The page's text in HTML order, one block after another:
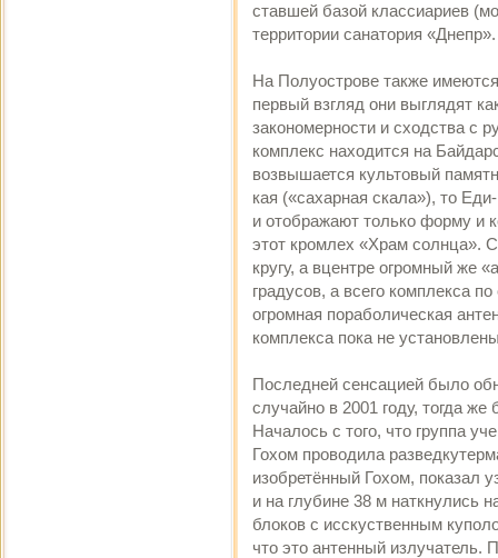
ставшей базой классиариев
территории санатория «Днепр».
На Полуострове также
первый взгляд они выглядят
закономерности и сходства с
комплекс находится на
возвышается культовый
кая («сахарная скала»), то
и отображают только форму и
этот кромлех «Храм солнца».
кругу, а вцентре огромный же
градусов, а всего комплекса
огромная пораболическая
комплекса пока не
Последней сенсацией было
случайно в 2001 году, тогда
Началось с того, что группа
Гохом проводила
изобретённый Гохом, показал
и на глубине 38 м наткнулись
блоков с исскуственным
что это антенный излучатель.